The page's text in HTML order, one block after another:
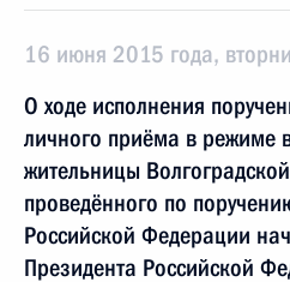
16 июня 2015 года,
О ходе исполнения
личного приёма в режиме
жительницы
проведённого по
Российской Федерации
Президента Российской